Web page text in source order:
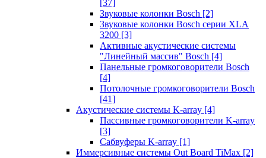
[37]
Звуковые колонки Bosch [2]
Звуковые колонки Bosch серии XLA
3200 [3]
Активные акустические системы
"Линейный массив" Bosch [4]
Панельные громкоговорители Bosch
[4]
Потолочные громкоговорители Bosch
[41]
Акустические системы K-array [4]
Пассивные громкоговорители K-array
[3]
Сабвуферы K-array [1]
Иммерсивные системы Out Board TiMax [2]